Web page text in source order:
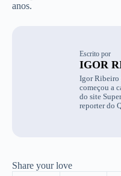
anos.
Escrito por
IGOR
Igor Ribeiro
começou a
do site
reporter do
Share your love